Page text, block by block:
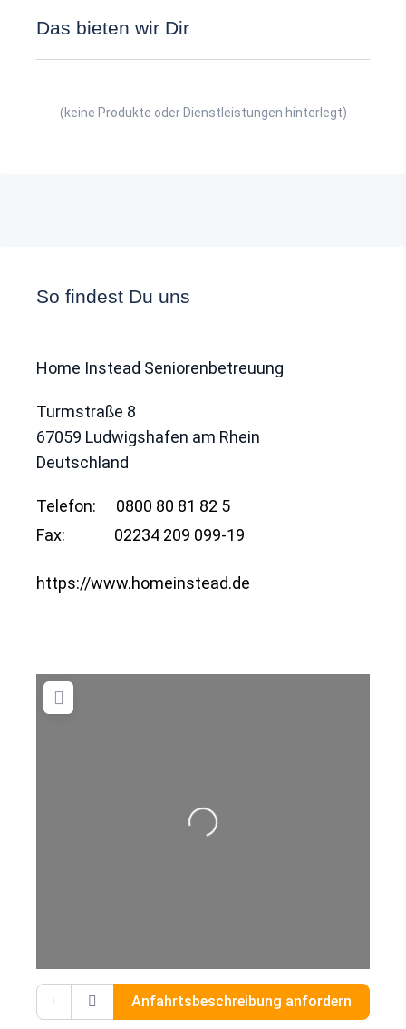
Das bieten wir Dir
(keine Produkte oder Dienstleistungen hinterlegt)
So findest Du uns
Home Instead Seniorenbetreuung
Turmstraße 8
67059 Ludwigshafen am Rhein
Deutschland
Telefon:
0800 80 81 82 5
Fax:
02234 209 099-19
https://www.homeinstead.de
Wird geladen …
Gib deinen Standort ein.
Anfahrtsbeschreibung anfordern